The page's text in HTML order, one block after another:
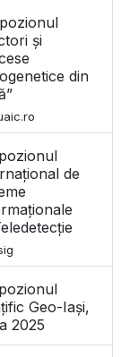
și
din
de
Geo-Iași,
2025